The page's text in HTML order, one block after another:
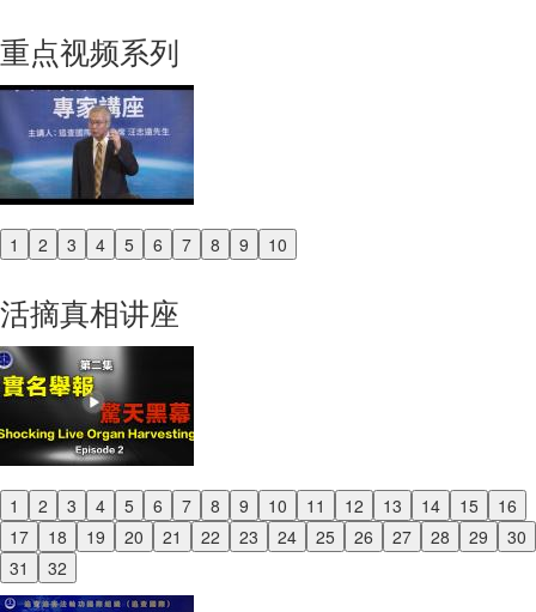
重点视频系列
1 2 3 4 5 6 7 8 9 10
Previous
活摘真相讲座
1 2 3 4 5 6 7 8 9 10 11 12 13 14 15
16
17
18 19 20 21 22 23 24 25 26 27 28 29
30
31
32
Previous
Next